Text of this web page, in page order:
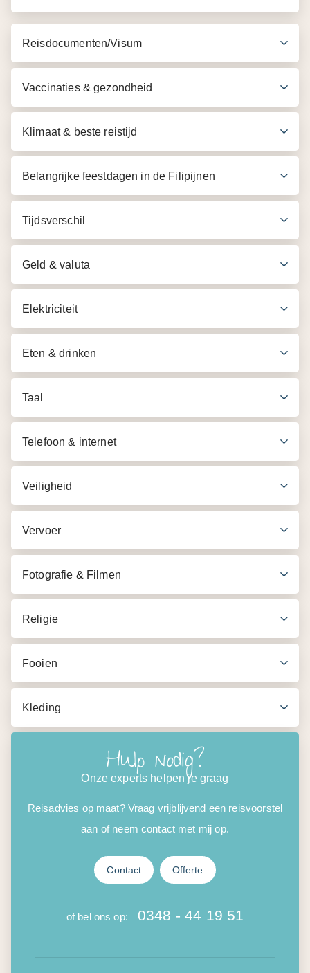
Reisdocumenten/Visum
Vaccinaties & gezondheid
Klimaat & beste reistijd
Belangrijke feestdagen in de Filipijnen
Tijdsverschil
Geld & valuta
Elektriciteit
Eten & drinken
Taal
Telefoon & internet
Veiligheid
Vervoer
Fotografie & Filmen
Religie
Fooien
Kleding
Hulp nodig?
Onze experts helpen je graag
Reisadvies op maat? Vraag vrijblijvend een reisvoorstel
aan of neem contact met mij op.
Contact Offerte
of bel ons op: 0348 - 44 19 51